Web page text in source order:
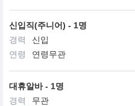
신입직(주니어) - 1명
경력
신입
연령
연령무관
대휴알바 - 1명
경력
무관